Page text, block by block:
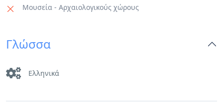
Μουσεία - Αρχαιολογικούς χώρους
Γλώσσα
Ελληνικά